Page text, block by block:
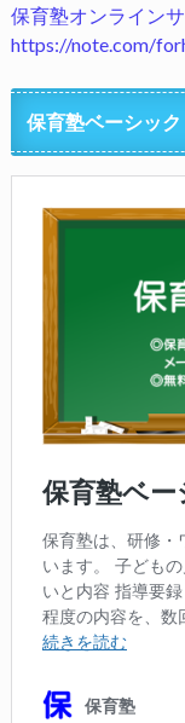
保育塾オンライン
https://note.com/
保育塾ベーシック